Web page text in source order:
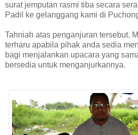
surat jemputan rasmi tiba secara
Padil ke gelanggang kami di
Tahniah atas penganjuran tersebut.
terharu apabila pihak anda sedia
bagi menjalankan upacara yang
bersedia untuk menganjurkannya.